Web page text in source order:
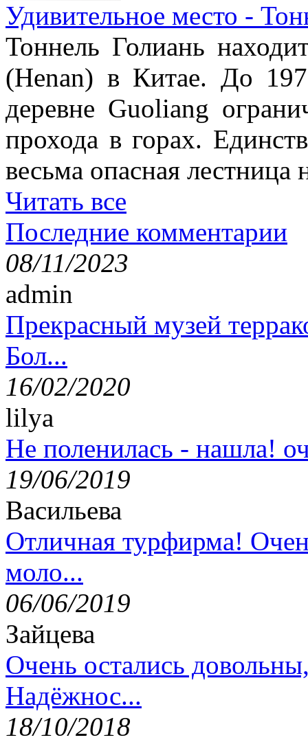
Удивительное место -
Тоннель Голиань
(Henan) в Китае. До
деревне Guoliang
прохода в горах.
весьма опасная лестница
Читать все
Последние комментарии
08/11/2023
admin
Прекрасный музей
Бол...
16/02/2020
lilya
Не поленилась - нашла!
19/06/2019
Васильева
Отличная турфирма!
моло...
06/06/2019
Зайцева
Очень остались
Надёжнос...
18/10/2018